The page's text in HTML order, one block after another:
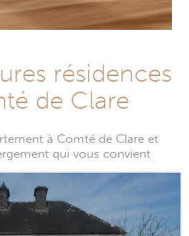
résidences
de Clare
à Comté de Clare et
qui vous convient